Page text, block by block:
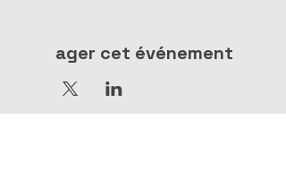
Partager cet événement